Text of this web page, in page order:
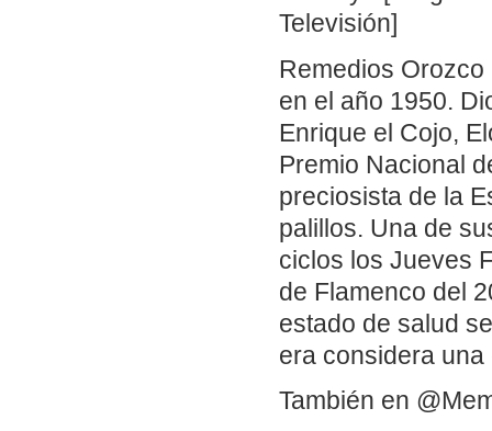
Televisión]
Remedios
en el año 1950.
Enrique el Cojo,
Premio Nacional
preciosista de la
palillos. Una de
ciclos los Jueves
de Flamenco del
estado de salud
era considera
También en